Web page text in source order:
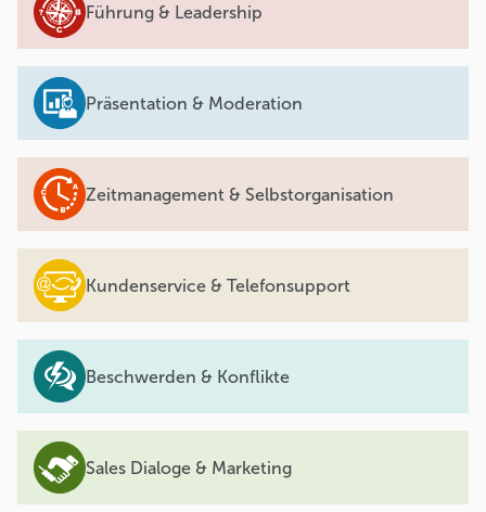
Führung & Leadership
Präsentation & Moderation
Zeitmanagement & Selbstorganisation
Kundenservice & Telefonsupport
Beschwerden & Konflikte
Sales Dialoge & Marketing